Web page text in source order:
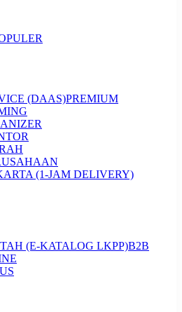
(DAAS)PREMIUM
(1-JAM DELIVERY)
(E-KATALOG LKPP)B2B